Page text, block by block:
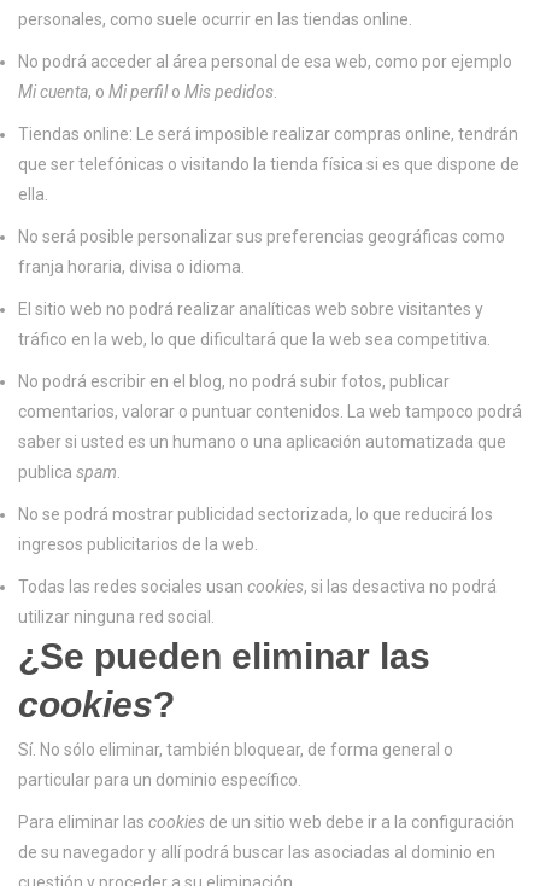
personales, como suele ocurrir en las tiendas online.
No podrá acceder al área personal de esa web, como por ejemplo
Mi cuenta, o Mi perfilo Mis pedidos
Tiendas online: Le será imposible realizar compras online, tendrán
que ser telefónicas o visitando la tienda física si es que dispone de
ella.
No será posible personalizar sus preferencias geográficas como
franja horaria, divisa o idioma.
El sitio web no podrá realizar analíticas web sobre visitantes y
tráfico en la web, lo que dificultará que la web sea competitiva.
No podrá escribir en el blog, no podrá subir fotos, publicar
comentarios, valorar o puntuar contenidos. La web tampoco podrá
saber si usted es un humano o una aplicación automatizada que
publica spam
No se podrá mostrar publicidad sectorizada, lo que reducirá los
ingresos publicitarios de la web.
Todas las redes sociales usan cookies, si las desactiva no podrá
utilizar ninguna red social.
¿Se pueden eliminar las
cookies?
Sí. No sólo eliminar, también bloquear, de forma general o
particular para un dominio específico.
Para eliminar las cookies de un sitio web debe ir a la configuración
de su navegador y allí podrá buscar las asociadas al dominio en
cuestión y proceder a su eliminación.